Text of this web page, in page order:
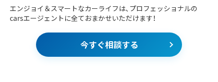
エンジョイ＆スマートなカーライフは、プロフェッショナルの
carsエージェントに全ておまかせいただけます！
今すぐ相談する